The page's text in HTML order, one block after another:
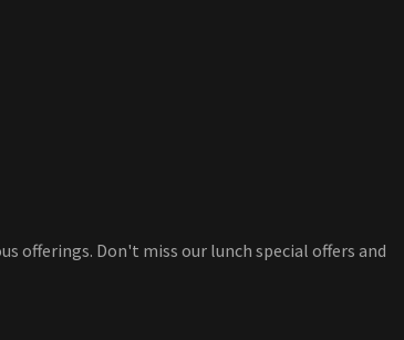
offerings. Don't miss our lunch special offers and